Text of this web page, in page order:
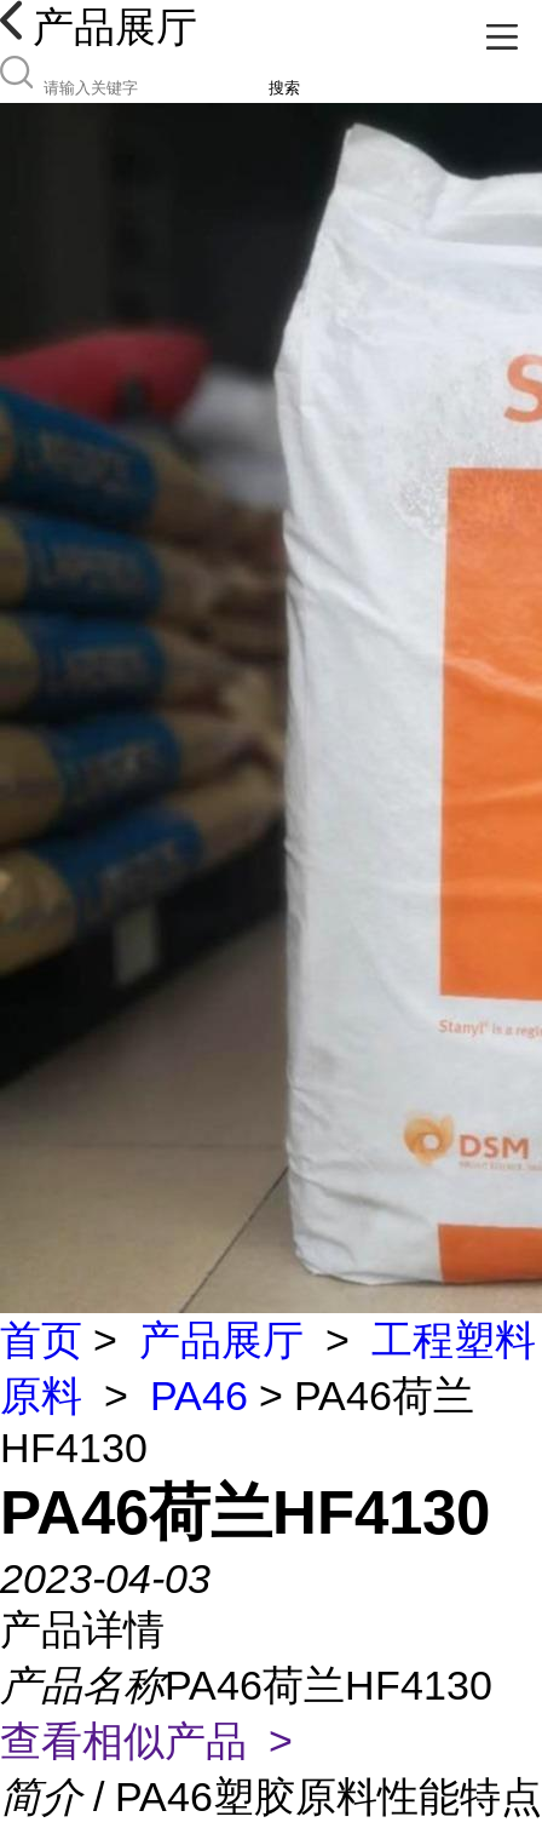
产品展厅
搜索
首页 > 产品展厅 > 工程塑料
原料 > PA46 > PA46荷兰
HF4130
PA46荷兰HF4130
2023-04-03
产品详情
产品名称PA46荷兰HF4130
查看相似产品 >
简介 / PA46塑胶原料性能特点